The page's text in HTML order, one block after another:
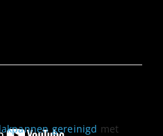
gereinigd met